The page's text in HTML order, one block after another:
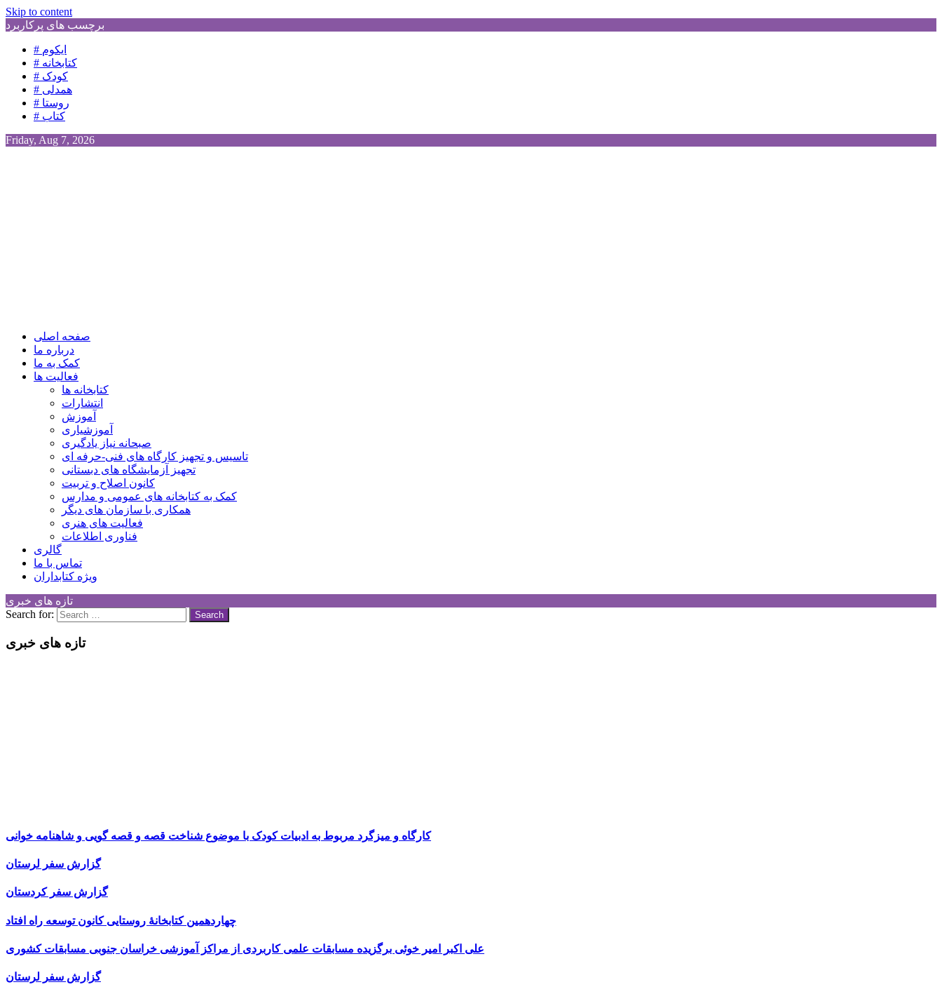
Skip to content
برچسب های پرکاربرد
# ایکوم
# کتابخانه
# کودک
# همدلی
# روستا
# کتاب
Friday, Aug 7, 2026
Children Cultural Development Center
صفحه اصلی
درباره ما
کمک به ما
فعالیت ها
کتابخانه ها
انتشارات
آموزش
آموزشیاری
صبحانه نیاز یادگیری
تاسیس و تجهیز کارگاه های فنی-حرفه ای
تجهیز آزمایشگاه های دبستانی
کانون اصلاح و تربیت
کمک به کتابخانه های عمومی و مدارس
همکاری با سازمان های دیگر
فعالیت های هنری
فناوری اطلاعات
گالری
تماس با ما
ویژه کتابداران
تازه های خبری
Search for:
تازه های خبری
کارگاه و میزگرد مربوط به ادبیات کودک با موضوع شناخت قصه و قصه گویی و شاهنامه خوانی
گزارش سفر لرستان
گزارش سفر کردستان
چهاردهمین کتابخانۀ روستایی کانون توسعه راه افتاد
علی اکبر امیر خوئی برگزیده مسابقات علمی کاربردی از مراکز آموزشی خراسان جنوبی مسابقات کشوری
گزارش سفر لرستان